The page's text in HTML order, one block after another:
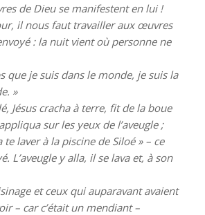
de Dieu se manifestent en lui !
il nous faut travailler aux œuvres
: la nuit vient où personne ne
que je suis dans le monde, je suis la
»
Jésus cracha à terre, fit de la boue
sur les yeux de l’aveugle ;
laver à la piscine de Siloé » – ce
L’aveugle y alla, il se lava et, à son
et ceux qui auparavant avaient
– car c’était un mendiant –